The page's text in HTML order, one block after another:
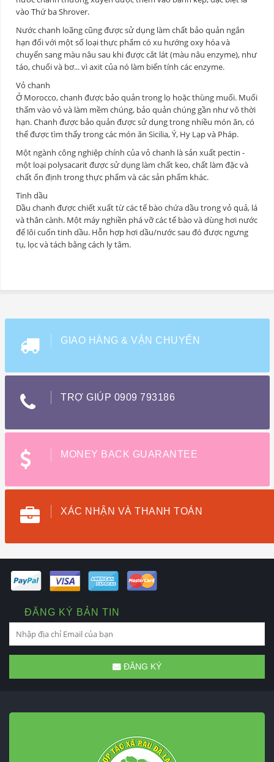
vào Thứ ba Shrover.
Nước chanh loãng cũng được sử dụng làm chất bảo quản ngắn
hạn đối với một số loại thực phẩm có xu hướng oxy hóa và
chuyển sang màu nâu sau khi được cắt lát (màu nâu enzyme), như
táo, chuối và bơ... vì axit của nó làm biến tính các enzyme.
Vỏ chanh
Ở Morocco, chanh được bảo quản trong lọ hoặc thùng muối. Muối
thấm vào vỏ và làm mềm chúng, bảo quản chúng gần như vô thời
hạn. Chanh được bảo quản được sử dụng trong nhiều món ăn, có
thể được tìm thấy trong các món ăn Sicilia, Ý, Hy Lạp và Pháp.
Một ngành công nghiệp chính của vỏ chanh là sản xuất pectin -
một loại polysacarit được sử dụng làm chất keo, chất làm đặc và
chất ổn định trong thực phẩm và các sản phẩm khác.
Tinh dầu
Dầu chanh được chiết xuất từ các tế bào chứa dầu trong vỏ quả, lá
và thân cành. Một máy nghiền phá vỡ các tế bào và dùng hơi nước
để lôi cuốn tinh dầu. Hỗn hợp hơi dầu/nước sau đó được ngưng
tụ, lọc và tách bằng cách ly tâm.
GIAO HÀNG & VẬN CHUYỂN
TRỢ GIÚP 0909 793186
MONEY BACK GUARANTEE
XÁC NHẬN VÀ THANH TOÁN
ĐĂNG KÝ BẢN TIN
ĐĂNG KÝ